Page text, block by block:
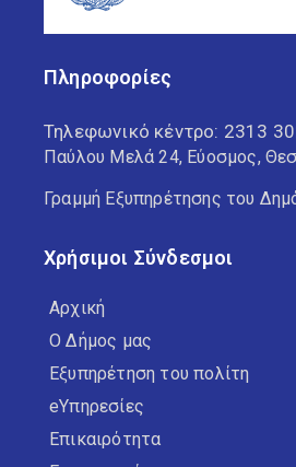
Πληροφορίες
Τηλεφωνικό κέντρο: 2313
Παύλου Μελά 24, Εύοσμος,
Γραμμή Εξυπηρέτησης του
Χρήσιμοι Σύνδεσμοι
Αρχική
Ο Δήμος μας
Εξυπηρέτηση του πολίτη
eΥπηρεσίες
Επικαιρότητα